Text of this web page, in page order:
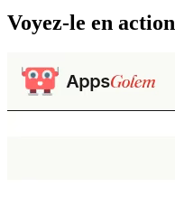
Voyez-le en action